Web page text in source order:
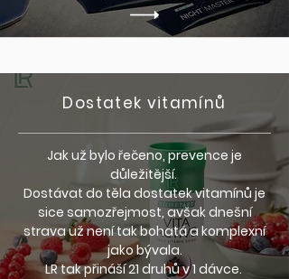
Dostatek vitamínů
Jak už bylo řečeno, prevence je
důležitější.
Dostávat do těla dostatek vitamínů je
sice samozřejmost, avšak dnešní
strava už není tak bohatá a komplexní
jako bývala.
LR tak přináší 21 druhů v 1 dávce.